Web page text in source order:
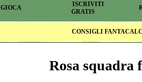
GIOCA
ISCRIVITI
GRATIS
CONSIGLI
Rosa squadra